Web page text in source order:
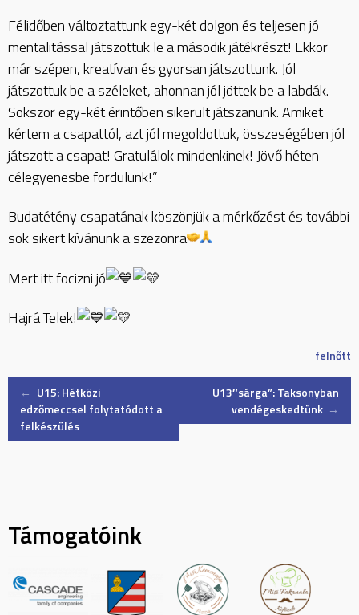
Félidőben változtattunk egy-két dolgon és teljesen jó
mentalitással játszottuk le a második játékrészt! Ekkor
már szépen, kreatívan és gyorsan játszottunk. Jól
játszottuk be a széleket, ahonnan jól jöttek be a labdák.
Sokszor egy-két érintőben sikerült játszanunk. Amiket
kértem a csapattól, azt jól megoldottuk, összeségében jól
játszott a csapat! Gratulálok mindenkinek! Jövő héten
célegyenesbe fordulunk!”
Budatétény csapatának köszönjük a mérkőzést és további
sok sikert kívánunk a szezonra
Mert itt focizni jó
Hajrá Telek!
felnőtt
Post
navigation
← U15: Hétközi
edzőmeccsel folytatódott a
felkészülés
U13″sárga”: Taksonyban
vendégeskedtünk →
Támogatóink